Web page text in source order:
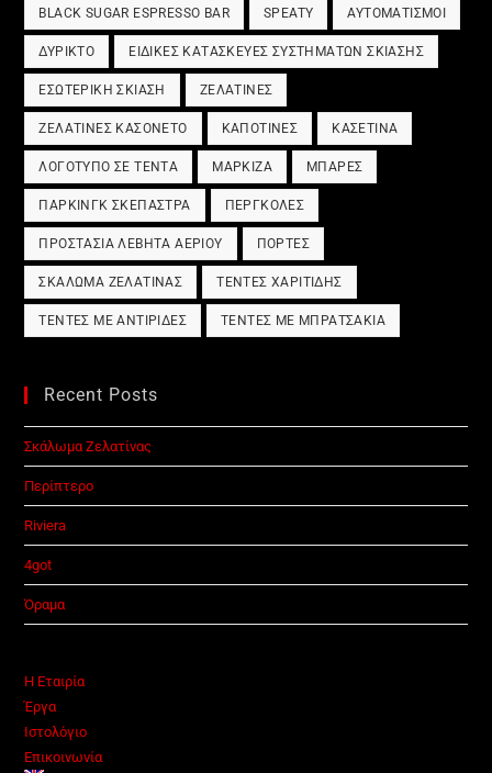
BLACK SUGAR ESPRESSO BAR SPEATY ΑΥΤΟΜΑΤΙΣΜΟΊ
ΔΎΡΙΚΤΟ ΕΙΔΙΚΈΣ ΚΑΤΑΣΚΕΥΈΣ ΣΥΣΤΗΜΆΤΩΝ ΣΚΊΑΣΗΣ
ΕΣΩΤΕΡΙΚΉ ΣΚΊΑΣΗ ΖΕΛΑΤΊΝΕΣ
ΖΕΛΑΤΊΝΕΣ ΚΑΣΟΝΈΤΟ ΚΑΠΟΤΊΝΕΣ ΚΑΣΕΤΊΝΑ
ΛΟΓΌΤΥΠΟ ΣΕ ΤΈΝΤΑ ΜΑΡΚΊΖΑ ΜΠΆΡΕΣ
ΠΆΡΚΙΝΓΚ ΣΚΈΠΑΣΤΡΑ ΠΈΡΓΚΟΛΕΣ
ΠΡΟΣΤΑΣΊΑ ΛΈΒΗΤΑ ΑΕΡΊΟΥ ΠΌΡΤΕΣ
ΣΚΆΛΩΜΑ ΖΕΛΑΤΊΝΑΣ ΤΈΝΤΕΣ ΧΑΡΙΤΊΔΗΣ
ΤΈΝΤΕΣ ΜΕ ΑΝΤΙΡΊΔΕΣ ΤΈΝΤΕΣ ΜΕ ΜΠΡΑΤΣΆΚΙΑ
Recent Posts
Σκάλωμα Ζελατίνας
Περίπτερο
Riviera
4got
Όραμα
Η Εταιρία
Έργα
Ιστολόγιο
Επικοινωνία